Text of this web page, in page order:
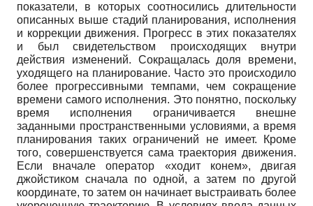
показатели, в которых соотносились длительности
описанных выше стадий планирования, исполнения
и коррекции движения. Прогресс в этих показателях
и был свидетельством происходящих внутри
действия изменений. Сокращалась доля времени,
уходящего на планирование. Часто это происходило
более прогрессивными темпами, чем сокращение
времени самого исполнения. Это понятно, поскольку
время исполнения ограничивается внешне
заданными пространственными условиями, а время
планирования таких ограничений не имеет. Кроме
того, совершенствуется сама траектория движения.
Если вначале оператор «ходит конем», двигая
джойстиком сначала по одной, а затем по другой
координате, то затем он начинает выстраивать более